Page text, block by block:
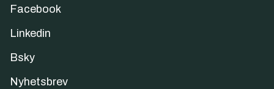
Facebook
Linkedin
Bsky
Nyhetsbrev